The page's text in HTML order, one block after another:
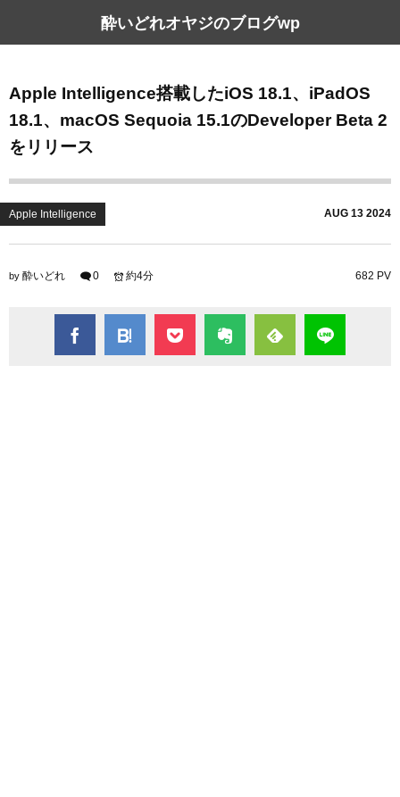
酔いどれオヤジのブログwp
Apple Intelligence搭載したiOS 18.1、iPadOS
18.1、macOS Sequoia 15.1のDeveloper Beta 2
をリリース
Apple Intelligence AUG 13 2024
by 酔いどれ 0 682 PV
約4分